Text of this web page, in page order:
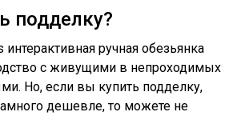
подделку?
ручная обезьянка
с живущими в непроходимых
Но, если вы купить подделку,
дешевле, то можете не